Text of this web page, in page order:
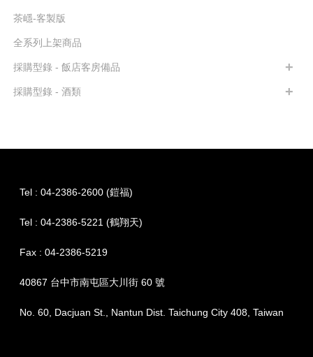
茶嶾-客製版
全系列上架商品
採購型錄 - 飯店客房備品
採購型錄 - 酒類
Tel : 04-2386-2600 (鎧福)
Tel : 04-2386-5221 (鶴翔天)
Fax : 04-2386-5219
40867 台中市南屯區大川街 60 號
No. 60, Dacjuan St., Nantun Dist. Taichung City 408, Taiwan